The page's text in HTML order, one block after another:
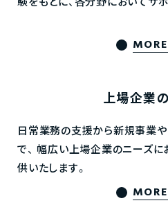
MORE
上場企業
日常業務の支援から新規事業
で、 幅広い上場企業のニーズに
供いたします。
MORE